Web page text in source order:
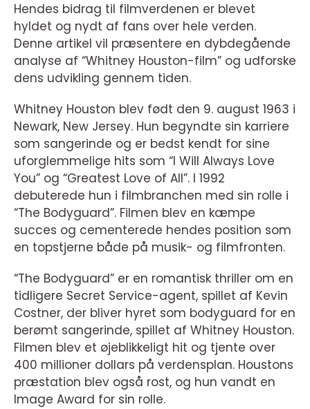
Hendes bidrag til filmverdenen er blevet
hyldet og nydt af fans over hele verden.
Denne artikel vil præsentere en dybdegående
analyse af “Whitney Houston-film” og udforske
dens udvikling gennem tiden.
Whitney Houston blev født den 9. august 1963 i
Newark, New Jersey. Hun begyndte sin karriere
som sangerinde og er bedst kendt for sine
uforglemmelige hits som “I Will Always Love
You” og “Greatest Love of All”. I 1992
debuterede hun i filmbranchen med sin rolle i
“The Bodyguard”. Filmen blev en kæmpe
succes og cementerede hendes position som
en topstjerne både på musik- og filmfronten.
“The Bodyguard” er en romantisk thriller om en
tidligere Secret Service-agent, spillet af Kevin
Costner, der bliver hyret som bodyguard for en
berømt sangerinde, spillet af Whitney Houston.
Filmen blev et øjeblikkeligt hit og tjente over
400 millioner dollars på verdensplan. Houstons
præstation blev også rost, og hun vandt en
Image Award for sin rolle.